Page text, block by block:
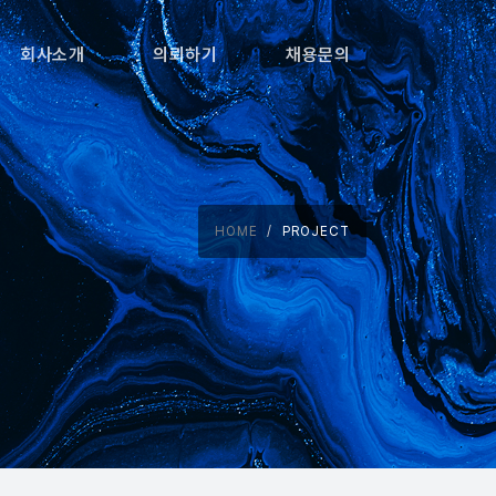
회사소개 의뢰하기 채용문의
HOME PROJECT